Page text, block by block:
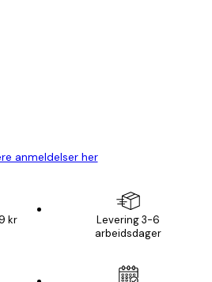
anmeldelser her
kr
Levering 3-6
arbeidsdager